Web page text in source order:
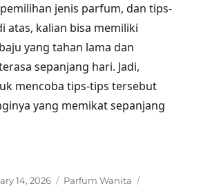
jenis parfum, dan tips-
atas, kalian bisa memiliki
yang tahan lama dan
sepanjang hari. Jadi,
mencoba tips-tips tersebut
yang memikat sepanjang
14, 2026 Categories
Parfum Wanita